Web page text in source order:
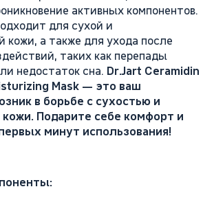
активных компонентов.
для сухой и
кожи, а также для ухода после
таких как перепады
недостаток сна. Dr.Jart Ceramidin
Mask — это ваш
в борьбе с сухостью и
Подарите себе комфорт и
минут использования!